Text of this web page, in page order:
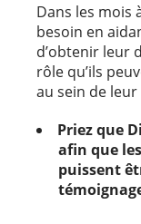
Dans les mois
besoin en
d’obtenir leur
rôle qu’ils
au sein de
Priez que
afin que
puissent